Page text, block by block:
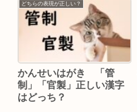
どちらの表現が正しい？
かんせいはがき 「管
制」「官製」正しい漢字
はどっち？